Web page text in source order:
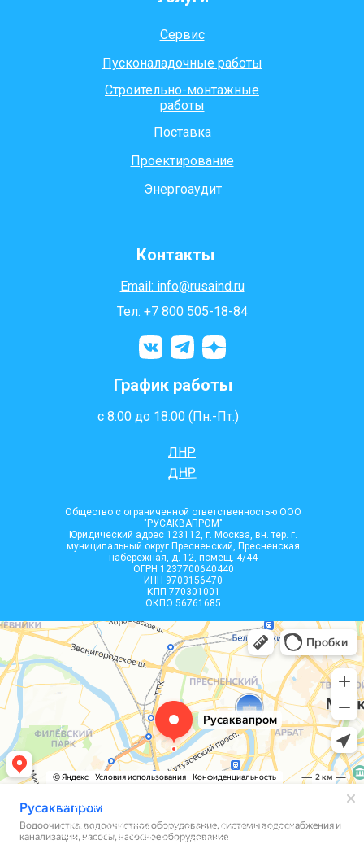
Проектирование
Контакты
Email: info@rusaind.ru
Тел: +7 800 505-18-84
Общество с ограниченной ответственностью ООО
"РУСАКВАПРОМ"
Юридический адрес 123112, г. Москва, вн. тер. г.
муниципальный округ Пресненский, Пресненская
набережная, д. 12, помещ. 4/44
ОГРН 1237700640440
ИНН 9703156470
КПП 770301001
ОКПО 56761685
Энергоаудит
Вся информация, размещенная на сайте, носит
информационный характер и не является
публичной офертой, определяемой положениями
Статьи 437 (2) ГК РФ. Все материалы на сайте
Поставка
Строительно-монтажные
работы
Пусконаладочные работы
Сервис
ДНР
ЛНР
с 8:00 до 18:00 (Пн.-Пт.)
График работы